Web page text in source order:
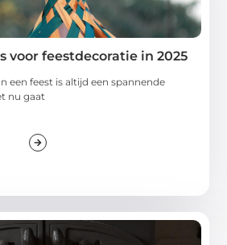
voor feestdecoratie in 2025
een feest is altijd een spannende
nu gaat